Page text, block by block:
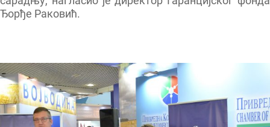
Ђорђе Раковић.